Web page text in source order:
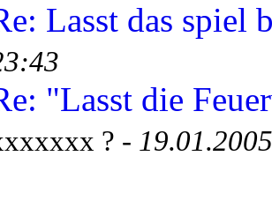
Lasst das spiel
"Lasst die
? -